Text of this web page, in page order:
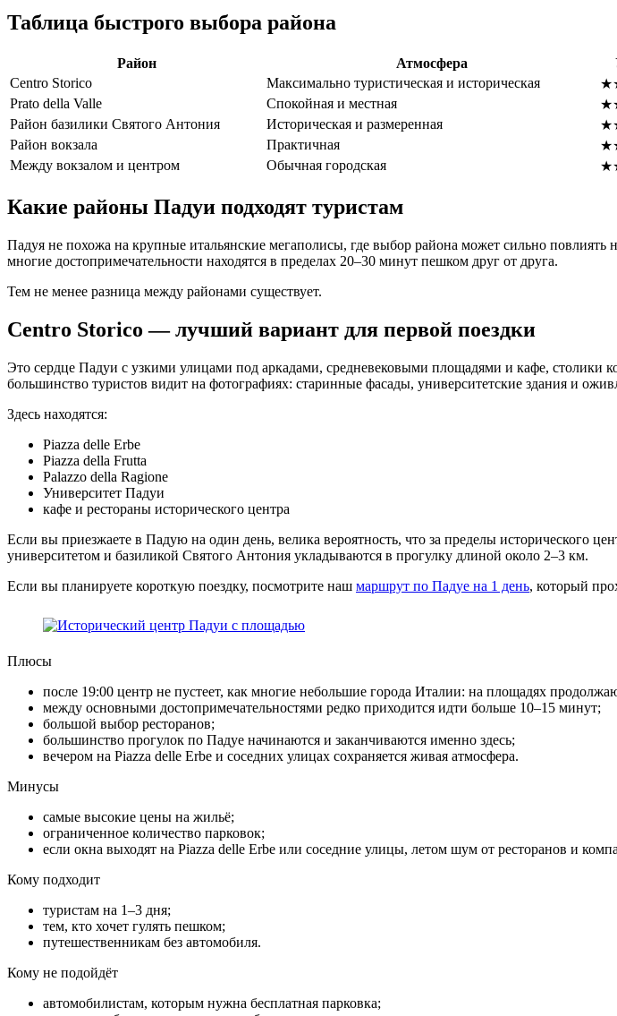
Таблица быстрого выбора района
Район Атмосфера
Centro Storico
Максимально туристическая и историческая
Prato della Valle
Спокойная и местная
Район базилики Святого Антония
Историческая и размеренная
Район вокзала
Практичная
Между вокзалом и центром
Обычная городская
Какие районы Падуи подходят туристам
Падуя не похожа на крупные итальянские мегаполисы, где выбор района может сильно повлиять
многие достопримечательности находятся в пределах 20–30 минут пешком друг от друга.
Тем не менее разница между районами существует.
Centro Storico — лучший вариант для первой поездки
Это сердце Падуи с узкими улицами под аркадами, средневековыми площадями и кафе, столики
большинство туристов видит на фотографиях: старинные фасады, университетские здания и
Здесь находятся:
Piazza delle Erbe
Piazza della Frutta
Palazzo della Ragione
Университет Падуи
кафе и рестораны исторического центра
Если вы приезжаете в Падую на один день, велика вероятность, что за пределы исторического
университетом и базиликой Святого Антония укладываются в прогулку длиной около 2–3 км.
Если вы планируете короткую поездку, посмотрите наш маршрут по Падуе на 1 день, который
Плюсы
после 19:00 центр не пустеет, как многие небольшие города Италии: на площадях
между основными достопримечательностями редко приходится идти больше 10–15 минут;
большой выбор ресторанов;
большинство прогулок по Падуе начинаются и заканчиваются именно здесь;
вечером на Piazza delle Erbe и соседних улицах сохраняется живая атмосфера.
Минусы
самые высокие цены на жильё;
ограниченное количество парковок;
если окна выходят на Piazza delle Erbe или соседние улицы, летом шум от ресторанов и
Кому подходит
туристам на 1–3 дня;
тем, кто хочет гулять пешком;
путешественникам без автомобиля.
Кому не подойдёт
автомобилистам, которым нужна бесплатная парковка;